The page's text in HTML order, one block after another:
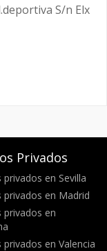
S/n Elx
Privados
privados en Sevilla
privados en Madrid
privados en
privados en Valencia